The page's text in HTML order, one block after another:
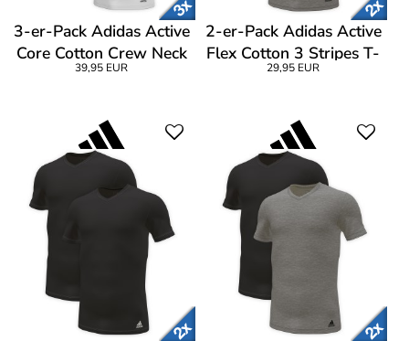
3-er-Pack Adidas Active
Core Cotton Crew Neck
T-Shirt CL1
39,95 EUR
2-er-Pack Adidas Active
Flex Cotton 3 Stripes T-
Shirt CL1
29,95 EUR